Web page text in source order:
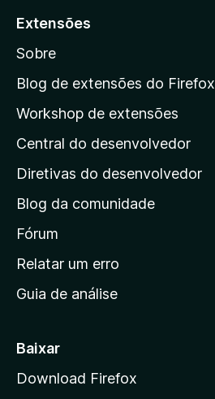
a
a
a
á
g
i
a
i
n
c
a
d
Extensões
Sobre
Blog de extensões do Firefox
Workshop de extensões
Central do desenvolvedor
Diretivas do desenvolvedor
Blog da comunidade
Fórum
Relatar um erro
Guia de análise
Baixar
Download Firefox